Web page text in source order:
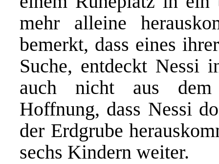
mehr alleine
bemerkt, dass eines
Suche, entdeckt Nessi
auch nicht aus dem
Hoffnung, dass Nessi
der Erdgrube
sechs Kindern weiter.